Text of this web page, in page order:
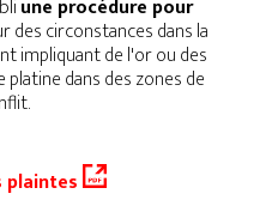
une procédure pour
des circonstances dans la
impliquant de l'or ou des
dans des zones de
plaintes